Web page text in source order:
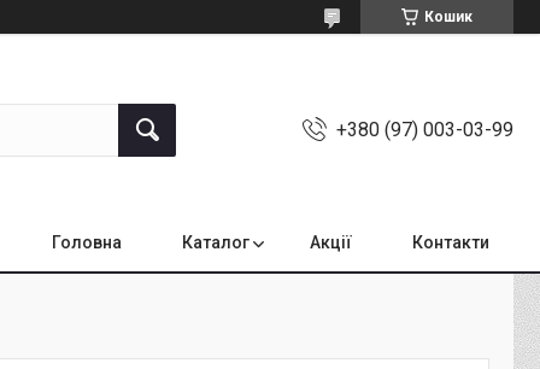
Кошик
+380 (97) 003-03-99
Головна Каталог Акції Контакти